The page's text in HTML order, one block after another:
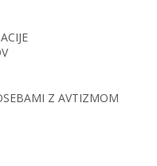
Z AVTIZMOM